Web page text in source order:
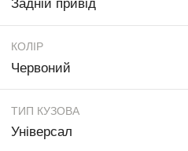
Задній привід
КОЛІР
Червоний
ТИП КУЗОВА
Універсал